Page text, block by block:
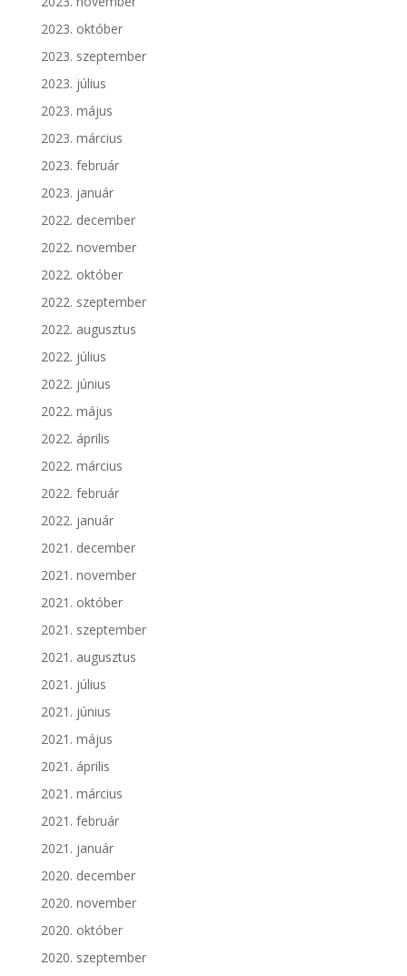
2023. október
2023. szeptember
2023. július
2023. május
2023. március
2023. február
2023. január
2022. december
2022. november
2022. október
2022. szeptember
2022. augusztus
2022. július
2022. június
2022. május
2022. április
2022. március
2022. február
2022. január
2021. december
2021. november
2021. október
2021. szeptember
2021. augusztus
2021. július
2021. június
2021. május
2021. április
2021. március
2021. február
2021. január
2020. december
2020. november
2020. október
2020. szeptember